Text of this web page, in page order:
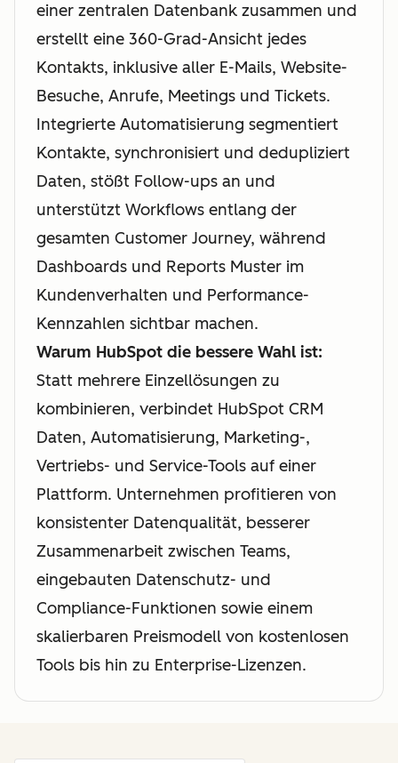
einer zentralen Datenbank zusammen und
erstellt eine 360-Grad-Ansicht jedes
Kontakts, inklusive aller E-Mails, Website-
Besuche, Anrufe, Meetings und Tickets.
Integrierte Automatisierung segmentiert
Kontakte, synchronisiert und dedupliziert
Daten, stößt Follow-ups an und
unterstützt Workflows entlang der
gesamten Customer Journey, während
Dashboards und Reports Muster im
Kundenverhalten und Performance-
Kennzahlen sichtbar machen.
Warum HubSpot die bessere Wahl ist:
Statt mehrere Einzellösungen zu
kombinieren, verbindet HubSpot CRM
Daten, Automatisierung, Marketing-,
Vertriebs- und Service-Tools auf einer
Plattform. Unternehmen profitieren von
konsistenter Datenqualität, besserer
Zusammenarbeit zwischen Teams,
eingebauten Datenschutz- und
Compliance-Funktionen sowie einem
skalierbaren Preismodell von kostenlosen
Tools bis hin zu Enterprise-Lizenzen.